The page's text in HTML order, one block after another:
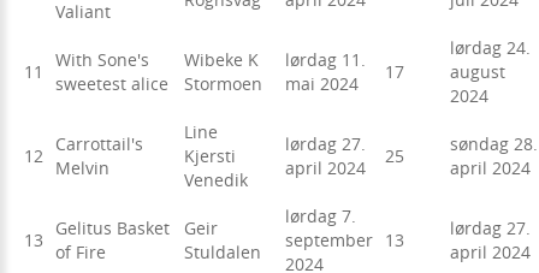
Valiant
11
With Sone's
sweetest alice
Wibeke K
Stormoen
lørdag 11.
mai 2024
17
lørdag 24.
august
2024
12
Carrottail's
Melvin
Line
Kjersti
Venedik
lørdag 27.
april 2024
25
søndag 28.
april 2024
13
Gelitus Basket
of Fire
Geir
Stuldalen
lørdag 7.
september
2024
13
lørdag 27.
april 2024